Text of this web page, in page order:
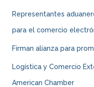
Representantes
para el comercio
Firman alianza para
Logística y Comercio
American Chamber